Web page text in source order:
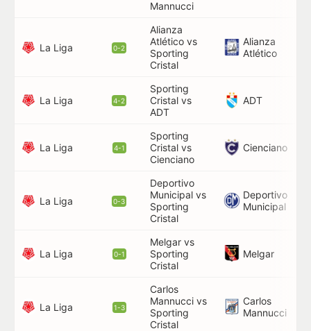
Mannucci
La Liga 0-2
Alianza
Atlético vs
Sporting
Cristal
Alianza
Atlético
La Liga 4-2
Sporting
Cristal vs
ADT
ADT
La Liga 4-1
Sporting
Cristal vs
Cienciano
Cienciano
La Liga 0-3
Deportivo
Municipal vs
Sporting
Cristal
Deportivo
Municipal
La Liga 0-1
Melgar vs
Sporting
Cristal
Melgar
La Liga 1-3
Carlos
Mannucci vs
Sporting
Cristal
Carlos
Mannucci